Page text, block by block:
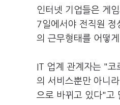
인터넷 기업들은 게
7일에서야 전직원 정
의 근무형태를 어떻
IT 업계 관계자는 "코
의 서비스뿐만 아니
으로 바뀌고 있다"고